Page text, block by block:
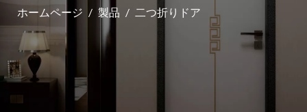
ホームページ / 製品 / 二つ折りドア